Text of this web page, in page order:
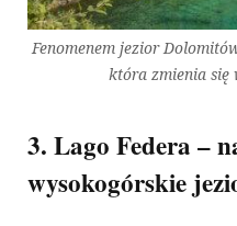
Fenomenem jezior
która zmienia się
3. Lago Federa –
wysokogórskie